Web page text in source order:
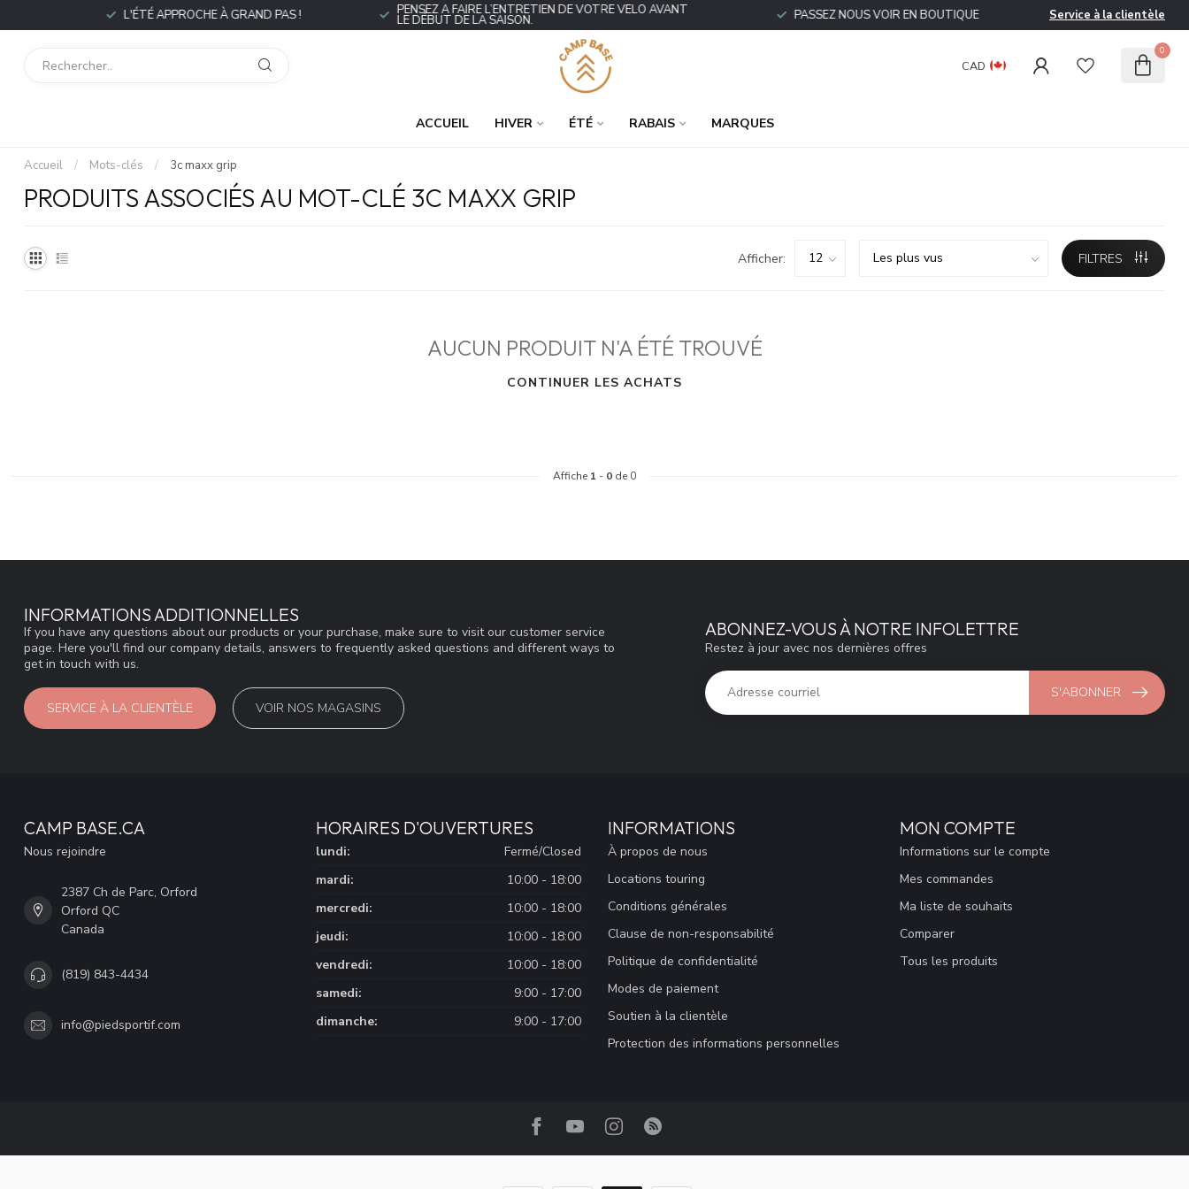
L'ÉTÉ APPROCHE À GRAND PAS ! PENSEZ À FAIRE L’ENTRETIEN DE VOTRE VÉLO AVANT
LE DÉBUT DE LA SAISON. PASSEZ NOUS VOIR EN BOUTIQUE Service à la clientèle
CAD
0
ACCUEIL HIVER ÉTÉ RABAIS MARQUES
Accueil / Mots-clés / 3c maxx grip
PRODUITS ASSOCIÉS AU MOT-CLÉ 3C MAXX GRIP
Afficher: FILTRES
AUCUN PRODUIT N'A ÉTÉ TROUVÉ
CONTINUER LES ACHATS
Affiche 1 - 0 de 0
INFORMATIONS ADDITIONNELLES
If you have any questions about our products or your purchase, make sure to visit our customer service
page. Here you'll find our company details, answers to frequently asked questions and different ways to
get in touch with us.
SERVICE À LA CLIENTÈLE VOIR NOS MAGASINS
ABONNEZ-VOUS À NOTRE INFOLETTRE
Restez à jour avec nos dernières offres
S'ABONNER
CAMP BASE.CA
Nous rejoindre
2387 Ch de Parc, Orford
Orford QC
Canada
(819) 843-4434
info@piedsportif.com
HORAIRES D'OUVERTURES
lundi:
Fermé/Closed
mardi:
10:00 - 18:00
mercredi:
10:00 - 18:00
jeudi:
10:00 - 18:00
vendredi:
10:00 - 18:00
samedi:
9:00 - 17:00
dimanche:
9:00 - 17:00
INFORMATIONS
À propos de nous
Locations touring
Conditions générales
Clause de non-responsabilité
Politique de confidentialité
Modes de paiement
Soutien à la clientèle
Protection des informations personnelles
MON COMPTE
Informations sur le compte
Mes commandes
Ma liste de souhaits
Comparer
Tous les produits